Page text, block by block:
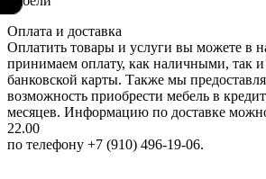
Оплата и доставка
Оплатить товары и услуги вы можете в
принимаем оплату, как наличными, так
банковской карты. Также мы
возможность приобрести мебель в
месяцев. Информацию по доставке
22.00
по телефону +7 (910) 496-19-06.